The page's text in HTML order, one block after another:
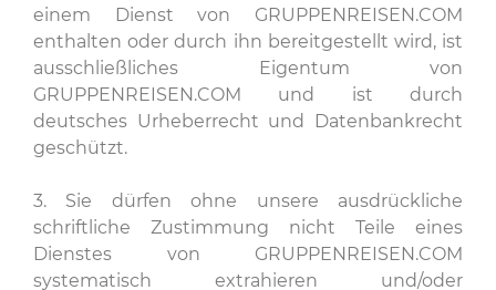
einem Dienst von GRUPPENREISEN.COM
enthalten oder durch ihn bereitgestellt wird, ist
ausschließliches Eigentum von
GRUPPENREISEN.COM und ist durch
deutsches Urheberrecht und Datenbankrecht
geschützt.
3. Sie dürfen ohne unsere ausdrückliche
schriftliche Zustimmung nicht Teile eines
Dienstes von GRUPPENREISEN.COM
systematisch extrahieren und/oder